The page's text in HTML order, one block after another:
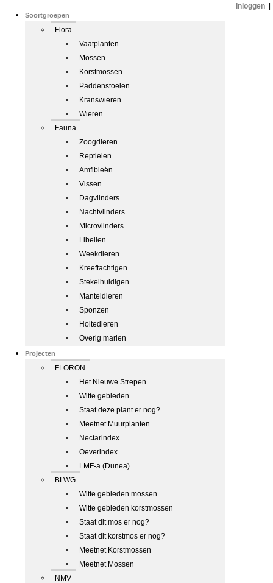
Soortgroepen
Flora
Vaatplanten
Mossen
Korstmossen
Paddenstoelen
Kranswieren
Wieren
Fauna
Zoogdieren
Reptielen
Amfibieën
Vissen
Dagvlinders
Nachtvlinders
Microvlinders
Libellen
Weekdieren
Kreeftachtigen
Stekelhuidigen
Manteldieren
Sponzen
Holtedieren
Overig marien
Projecten
FLORON
Het Nieuwe Strepen
Witte gebieden
Staat deze plant er nog?
Meetnet Muurplanten
Nectarindex
Oeverindex
LMF-a (Dunea)
BLWG
Witte gebieden mossen
Witte gebieden korstmossen
Staat dit mos er nog?
Staat dit korstmos er nog?
Meetnet Korstmossen
Meetnet Mossen
NMV
Inloggen